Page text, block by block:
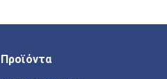
Προϊόντα